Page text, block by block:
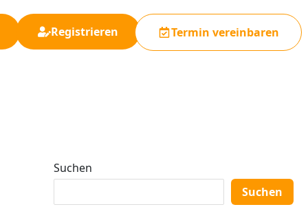
Registrieren Termin vereinbaren
Suchen
Suchen